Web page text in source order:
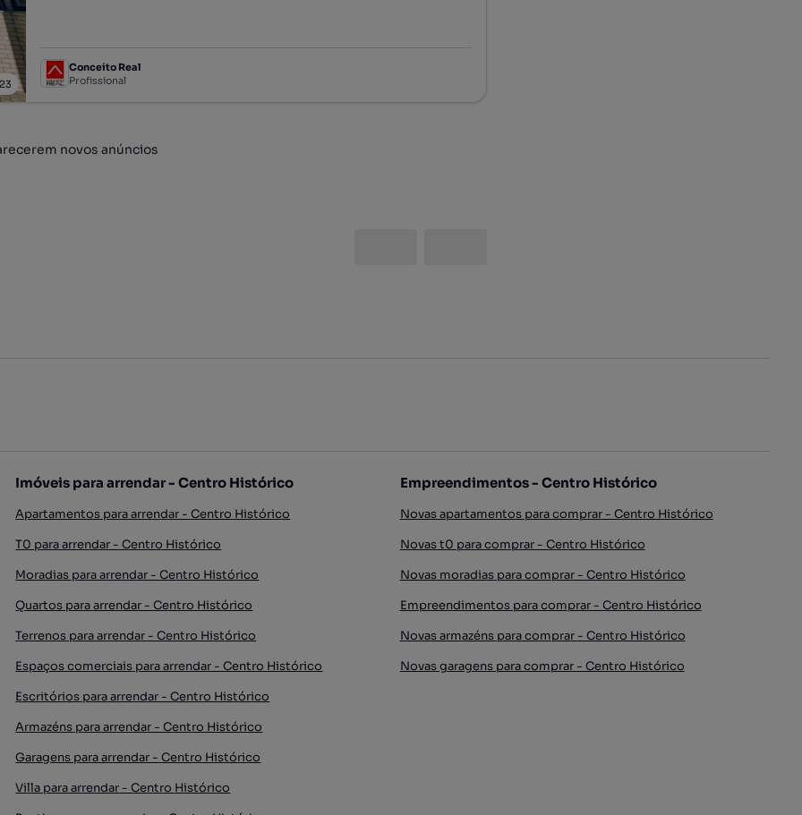
23
Conceito Real
Profissional
novos anúncios
Imóveis para arrendar - Centro Histórico
Apartamentos para arrendar - Centro Histórico
T0 para arrendar - Centro Histórico
Moradias para arrendar - Centro Histórico
Quartos para arrendar - Centro Histórico
Terrenos para arrendar - Centro Histórico
Espaços comerciais para arrendar - Centro Histórico
Escritórios para arrendar - Centro Histórico
Armazéns para arrendar - Centro Histórico
Garagens para arrendar - Centro Histórico
Villa para arrendar - Centro Histórico
Empreendimentos - Centro Histórico
Novas apartamentos para comprar - Centro Histórico
Novas t0 para comprar - Centro Histórico
Novas moradias para comprar - Centro Histórico
Empreendimentos para comprar - Centro Histórico
Novas armazéns para comprar - Centro Histórico
Novas garagens para comprar - Centro Histórico